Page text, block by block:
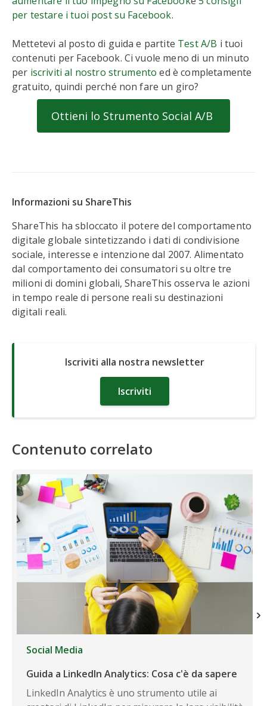
per testare i tuoi post su Facebook.
Mettetevi al posto di guida e partite Test A/B i tuoi
contenuti per Facebook. Ci vuole meno di un minuto
per iscriviti al nostro strumentoed è completamente
gratuito, quindi perché non fare un giro?
Ottieni lo Strumento Social A/B
Informazioni su ShareThis
ShareThis ha sbloccato il potere del comportamento
digitale globale sintetizzando i dati di condivisione
sociale, interesse e intenzione dal 2007. Alimentato
dal comportamento dei consumatori su oltre tre
milioni di domini globali, ShareThis osserva le azioni
in tempo reale di persone reali su destinazioni
digitali reali.
Iscriviti alla nostra newsletter
Iscriviti
Contenuto correlato
Social Media
Guida a LinkedIn Analytics: Cosa c'è da sapere
LinkedIn Analytics è uno strumento utile ai